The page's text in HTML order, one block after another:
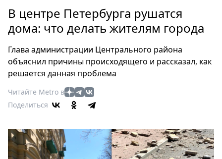
Россия
Мир
Еда
Туризм
Театр
Кино
Книги
Выставки
В центре Петербурга рушатся
дома: что делать жителям города
Глава администрации Центрального района
объяснил причины происходящего и рассказал, как
решается данная проблема
Читайте Metro в
Поделиться